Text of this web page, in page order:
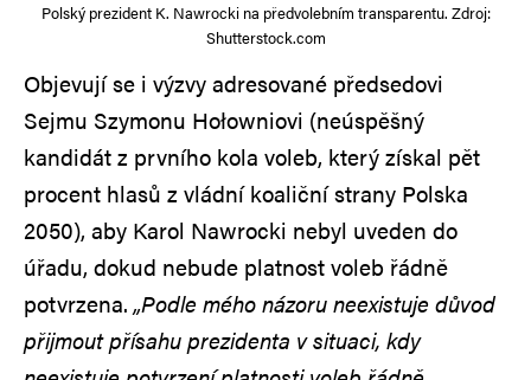
Polský prezident K. Nawrocki na předvolebním transparentu. Zdroj:
Shutterstock.com
Objevují se i výzvy adresované předsedovi
Sejmu Szymonu Hołowniovi (neúspěšný
kandidát z prvního kola voleb, který získal pět
procent hlasů z vládní koaliční strany Polska
2050), aby Karol Nawrocki nebyl uveden do
úřadu, dokud nebude platnost voleb řádně
potvrzena.„Podle mého názoru neexistuje důvod
přijmout přísahu prezidenta v situaci, kdy